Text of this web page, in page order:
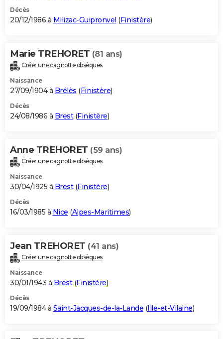
Décès
20/12/1986 à Milizac-Guipronvel (Finistère)
Marie TREHORET (81 ans)
Créer une cagnotte obsèques
Naissance
27/09/1904 à Brélès (Finistère)
Décès
24/08/1986 à Brest(Finistère)
Anne TREHORET (59 ans)
Créer une cagnotte obsèques
Naissance
30/04/1925 à Brest(Finistère)
Décès
16/03/1985 à Nice (Alpes-Maritimes)
Jean TREHORET (41 ans)
Créer une cagnotte obsèques
Naissance
30/01/1943 à Brest(Finistère)
Décès
19/09/1984 à Saint-Jacques-de-la-Lande (Ille-et-Vilaine)